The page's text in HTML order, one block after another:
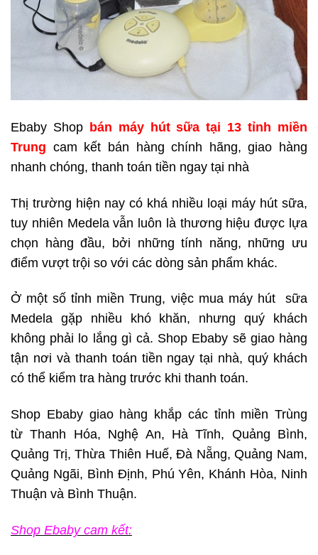
Ebaby Shop bán máy hút sữa tại 13 tỉnh miền
Trung cam kết bán hàng chính hãng, giao hàng
nhanh chóng, thanh toán tiền ngay tại nhà
Thị trường hiện nay có khá nhiều loại máy hút sữa,
tuy nhiên Medela vẫn luôn là thương hiệu được lựa
chọn hàng đầu, bởi những tính năng, những ưu
điểm vượt trội so với các dòng sản phẩm khác.
Ở một số tỉnh miền Trung, việc mua máy hút sữa
Medela gặp nhiều khó khăn, nhưng quý khách
không phải lo lắng gì cả. Shop Ebaby sẽ giao hàng
tận nơi và thanh toán tiền ngay tại nhà, quý khách
có thể kiểm tra hàng trước khi thanh toán.
Shop Ebaby giao hàng khắp các tỉnh miền Trùng
từ Thanh Hóa, Nghệ An, Hà Tĩnh, Quảng Bình,
Quảng Trị, Thừa Thiên Huế, Đà Nẵng, Quảng Nam,
Quảng Ngãi, Bình Định, Phú Yên, Khánh Hòa, Ninh
Thuận và Bình Thuận.
Shop Ebaby cam kết: